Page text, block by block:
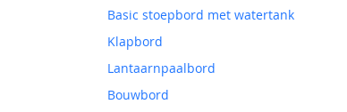
Basic stoepbord met watertank
Klapbord
Lantaarnpaalbord
Bouwbord